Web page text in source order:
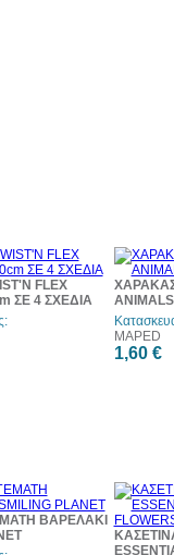
FLEX
ΣΕ 4 ΣΧΕΔΙΑ
ΧΑΡΑΚΑΣ
MAPED
1,60 €
ΒΑΡΕΛΑΚΙ